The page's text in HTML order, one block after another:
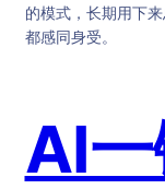
的模式，长期用下
都感同身受。
AI